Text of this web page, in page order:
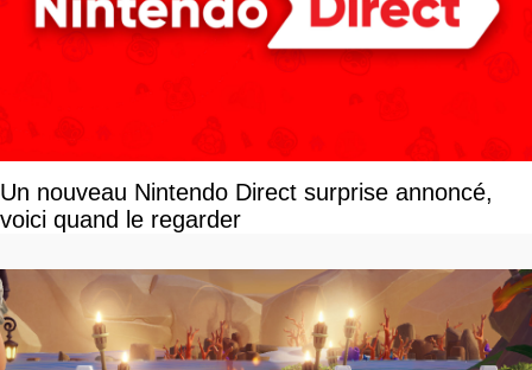
Un nouveau Nintendo Direct surprise annoncé,
voici quand le regarder